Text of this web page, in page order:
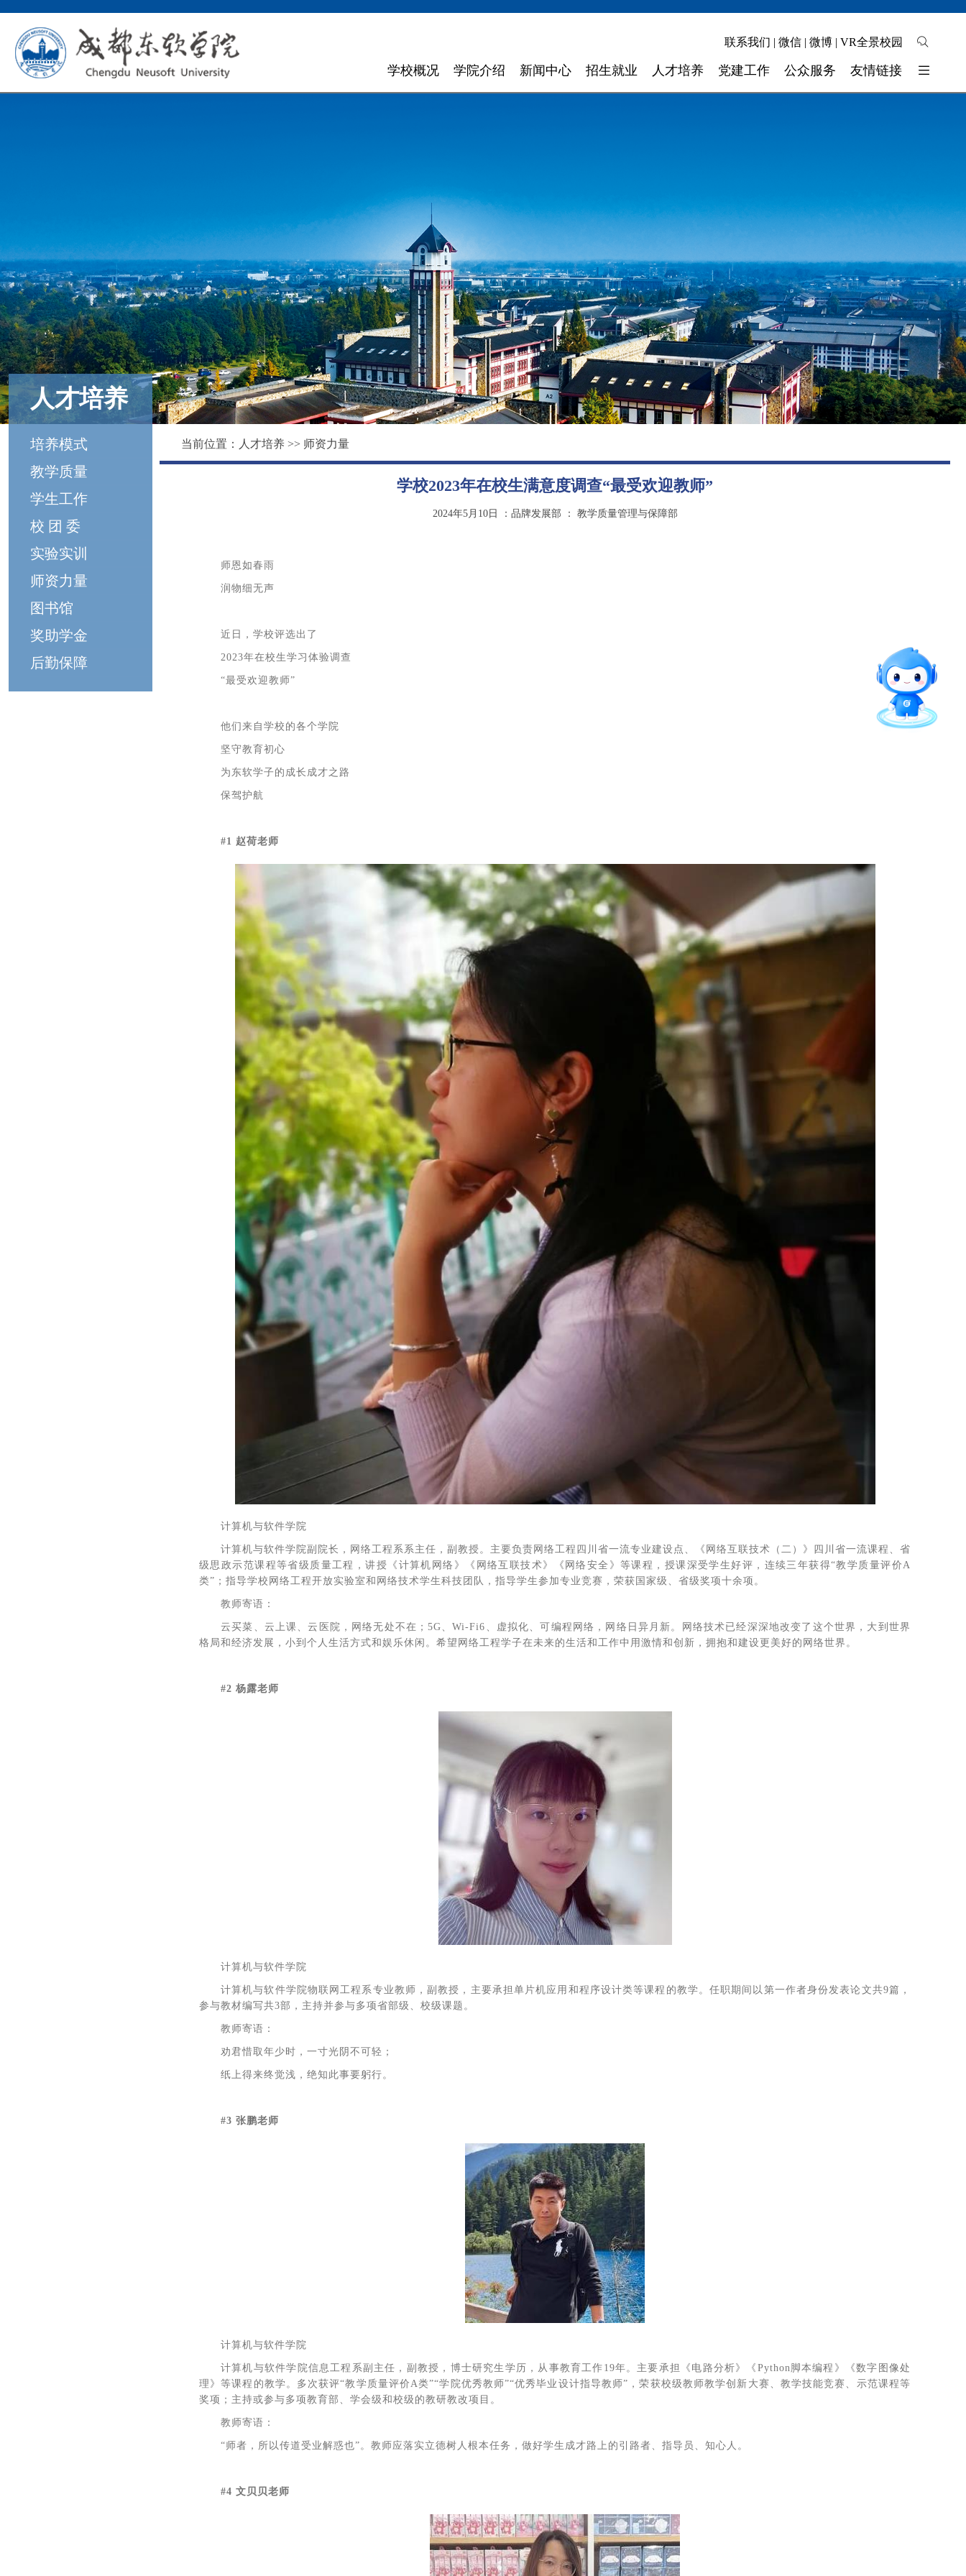
联系我们 | 微信 | 微博 | VR全景校园
学校概况
理念特色
大 事 记
领导关怀
校园环境
影像东软
大学精神
学院介绍
数字艺术与设计学院
外国语学院
健康医疗科技学院
数智应用技术学院
国际教育学院
数据科学与基础学院
马克思主义学院
继续教育（培训）学院
退役军人教育学院
新闻中心
媒体聚焦
招生就业 人才培养
校 团 委
师资力量
奖助学金
图书馆
后勤保障
党建工作 公众服务
联系我们
友情链接
四川省高校网络理政平台
人才培养
培养模式
教学质量
学生工作
校 团 委
实验实训
师资力量
图书馆
奖助学金
后勤保障
当前位置： 人才培养 >> 师资力量
学校2023年在校生满意度调查“最受欢迎教师”
2024年5月10日 ：品牌发展部 ： 教学质量管理与保障部
师恩如春雨
润物细无声
近日，学校评选出了
2023年在校生学习体验调查
“最受欢迎教师”
他们来自学校的各个学院
坚守教育初心
为东软学子的成长成才之路
保驾护航
#1 赵荷老师
计算机与软件学院
计算机与软件学院副院长，网络工程系系主任，副教授。主要负责网络工程四川省一流专业建设点、《网络互联技术（二）》四川省一流课程、省
级思政示范课程等省级质量工程，讲授《计算机网络》《网络互联技术》《网络安全》等课程，授课深受学生好评，连续三年获得“教学质量评价A
类”；指导学校网络工程开放实验室和网络技术学生科技团队，指导学生参加专业竞赛，荣获国家级、省级奖项十余项。
教师寄语：
云买菜、云上课、云医院，网络无处不在；5G、Wi-Fi6、虚拟化、可编程网络，网络日异月新。网络技术已经深深地改变了这个世界，大到世界
格局和经济发展，小到个人生活方式和娱乐休闲。希望网络工程学子在未来的生活和工作中用激情和创新，拥抱和建设更美好的网络世界。
#2 杨露老师
计算机与软件学院
计算机与软件学院物联网工程系专业教师，副教授，主要承担单片机应用和程序设计类等课程的教学。任职期间以第一作者身份发表论文共9篇，
参与教材编写共3部，主持并参与多项省部级、校级课题。
教师寄语：
劝君惜取年少时，一寸光阴不可轻；
纸上得来终觉浅，绝知此事要躬行。
#3 张鹏老师
计算机与软件学院
计算机与软件学院信息工程系副主任，副教授，博士研究生学历，从事教育工作19年。主要承担《电路分析》《Python脚本编程》《数字图像处
理》等课程的教学。多次获评“教学质量评价A类”“学院优秀教师”“优秀毕业设计指导教师”，荣获校级教师教学创新大赛、教学技能竞赛、示范课程等
奖项；主持或参与多项教育部、学会级和校级的教研教改项目。
教师寄语：
“师者，所以传道受业解惑也”。教师应落实立德树人根本任务，做好学生成才路上的引路者、指导员、知心人。
#4 文贝贝老师